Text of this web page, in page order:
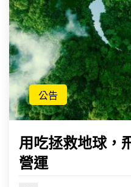
公告
用吃拯救地球，
營運